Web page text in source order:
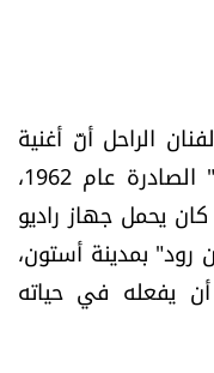
كشف الفنان الراحل أنّ أغنية
فريق "البيتلز"، "She Loves You" الصادرة عام 1962،
يحمل جهاز راديو
بمدينة أستون،
يفعله في حياته